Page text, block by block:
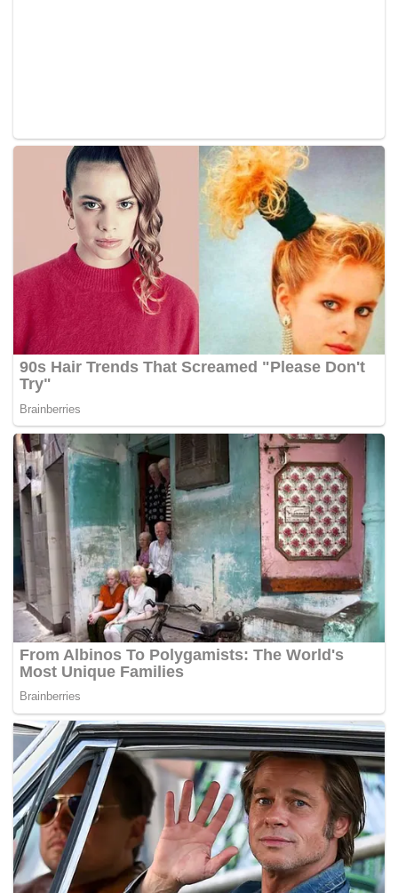
Mereka didakwa melakukan perbuatan itu di sebuah
rumah di Taman Bukit Ampang, Lorong Mutiara 2, Lembah
Jaya, Ampang dekat sini antara 1 Ogos 2012 dan 7 Feb
2013 mengikut Seksyen 130KA Kanun Keseksaan (Akta
574) yang membawa hukuman penjara seumur hidup dan
boleh dikenakan denda, jika sabit kesalahan.
Yazid dan Muhammad Hilmi diwakili oleh peguam Amer
Hamzah Arshad.
Zamihan, yang bertugas di Bahagian Keselamatan dan
Ketenteraman Awam KDN, berkata melalui siri usrah
sama, Yazid turut memanipulasi ayat al-Quran dari Surah
Al’An’am ayat 116 yang menyatakan sistem demokrasi
merupakan rasuah kepada rakyat.
“Penceramah menggunakan ayat ini yang menyatakan
sistem demokrasi merupakan rasuah kepada rakyat,
sedangkan di dalam surah itu tidak menyebut
mengenai demokrasi di Malaysia.
“Penceramah juga menghasut peserta usrah supaya
membenci kerajaan atas alasan negara ini bekerjasama
dengan Amerika Syarikat (AS) menangkap tentera
mujahidin dan menggalak peserta usrah berjihad di
medan perang,”katanya.
Zamihan, yang mempunyai kepakaran dalam bidang
akidah dan falsafah, diminta pegawai penyiasat Insp S.
Manivanan untuk menganalisis dan membuat laporan
rakaman audio dan transkrip usrah bertarikh antara 7 Julai
2012 hingga 5 Jan 2013.
Selain itu, katanya Yazid mentafsir al-Quran secara literal